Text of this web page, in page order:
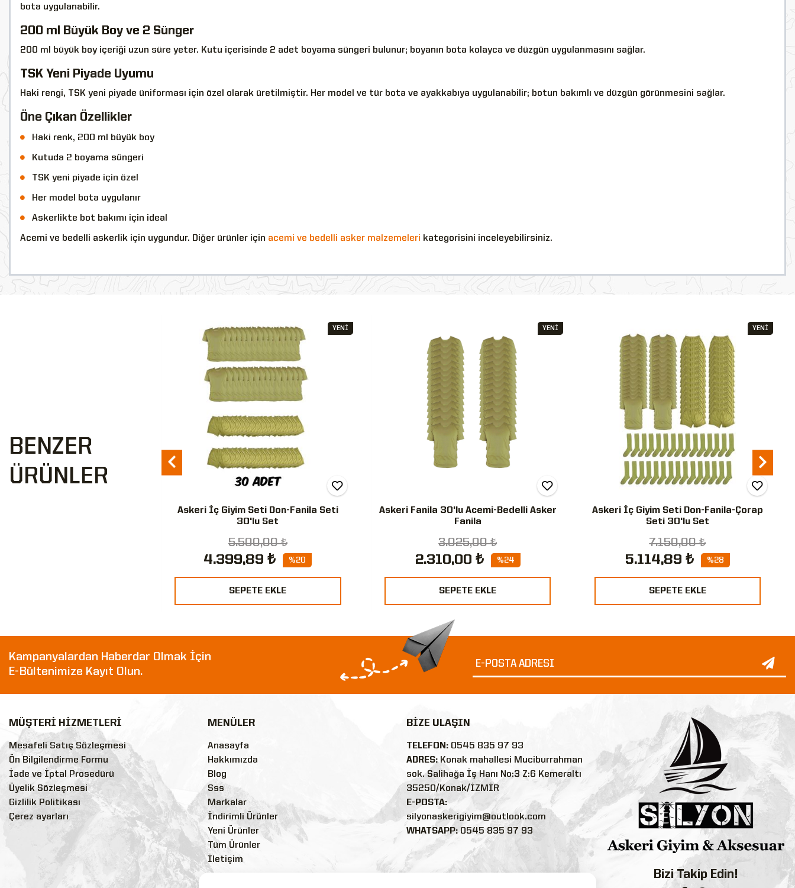
bota uygulanabilir.
200 ml Büyük Boy ve 2 Sünger
200 ml büyük boy içeriği uzun süre yeter. Kutu içerisinde 2 adet boyama süngeri bulunur; boyanın bota kolayca ve düzgün uygulanmasını sağlar.
TSK Yeni Piyade Uyumu
Haki rengi, TSK yeni piyade üniforması için özel olarak üretilmiştir. Her model ve tür bota ve ayakkabıya uygulanabilir; botun bakımlı ve düzgün görünmesini sağlar.
Öne Çıkan Özellikler
Haki renk, 200 ml büyük boy
Kutuda 2 boyama süngeri
TSK yeni piyade için özel
Her model bota uygulanır
Askerlikte bot bakımı için ideal
Acemi ve bedelli askerlik için uygundur. Diğer ürünler için acemi ve bedelli asker malzemeleri kategorisini inceleyebilirsiniz.
BENZER
ÜRÜNLER
Askeri İç Giyim Seti Don-Fanila Seti
30'lu Set
5.500,00 ₺
4.399,89 ₺ %20
SEPETE EKLE
YENİ
Askeri Fanila 30'lu Acemi-Bedelli Asker
Fanila
3.025,00 ₺
2.310,00 ₺ %24
SEPETE EKLE
YENİ
Askeri İç Giyim Seti Don-Fanila-Çorap
Seti 30'lu Set
7.150,00 ₺
5.114,89 ₺ %28
SEPETE EKLE
YENİ
Kampanyalardan Haberdar Olmak İçin
E-Bültenimize Kayıt Olun.
MÜŞTERİ HİZMETLERİ
Mesafeli Satış Sözleşmesi
Ön Bilgilendirme Formu
İade ve İptal Prosedürü
Üyelik Sözleşmesi
Gizlilik Politikası
Çerez ayarları
MENÜLER
Anasayfa
Hakkımızda
Blog
Sss
Markalar
İndirimli Ürünler
Yeni Ürünler
Tüm Ürünler
İletişim
BİZE ULAŞIN
TELEFON: 0545 835 97 93
ADRES:Konak mahallesi Muciburrahman
sok. Salihağa İş Hanı No:3 Z:6 Kemeraltı
35250/Konak/İZMİR
E-POSTA:
silyonaskerigiyim@outlook.com
WHATSAPP: 0545 835 97 93
Bizi Takip Edin!